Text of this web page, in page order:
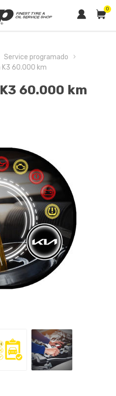
0
Service programado
K3 60.000 km
60.000 km